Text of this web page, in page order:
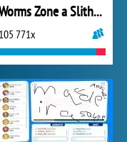
Worms Zone a Slithery Snake
105 771x